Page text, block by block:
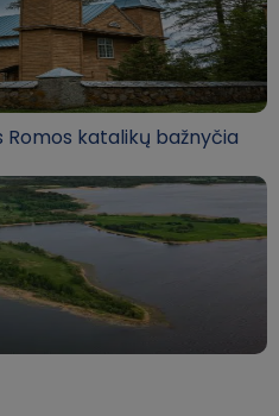
Romos katalikų bažnyčia